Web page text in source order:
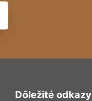
Dôležité odkazy